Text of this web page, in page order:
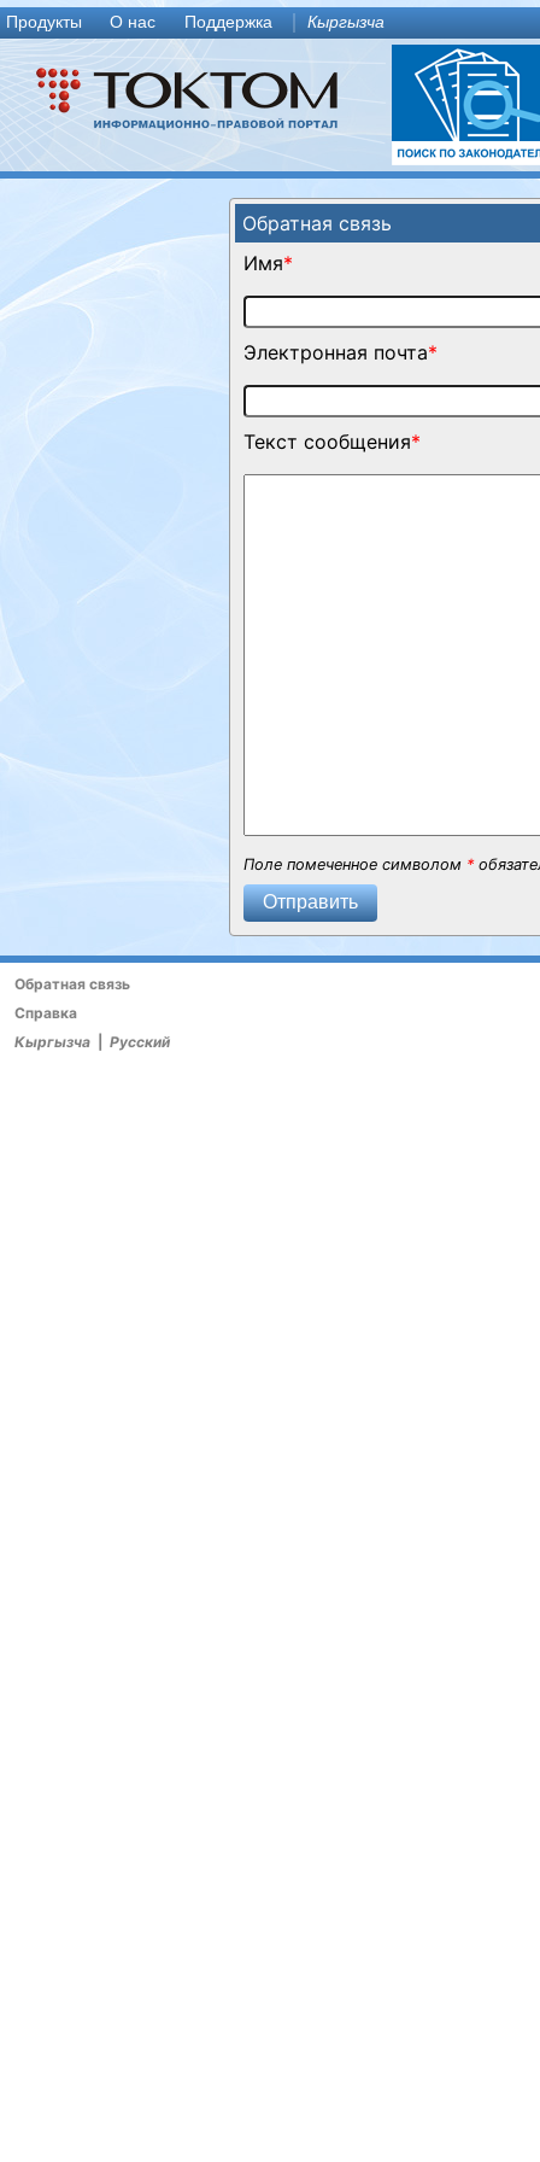
Продукты О нас Поддержка Кыргызча
Обратная связь
Имя*
Электронная почта*
Текст сообщения*
Поле помеченное символом *
Отправить
Обратная связь
Справка
Кыргызча
Русский